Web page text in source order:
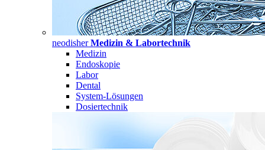
neodisherMedizin & Labortechnik
Medizin
Endoskopie
Labor
Dental
System-Lösungen
Dosiertechnik